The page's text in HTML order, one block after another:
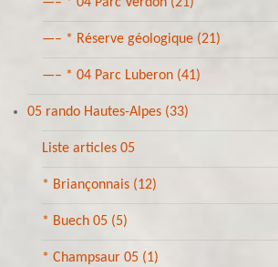
—– * 04 Parc Verdon (21)
—– * Réserve géologique (21)
—– * 04 Parc Luberon (41)
05 rando Hautes-Alpes (33)
Liste articles 05
* Briançonnais (12)
* Buech 05 (5)
* Champsaur 05 (1)